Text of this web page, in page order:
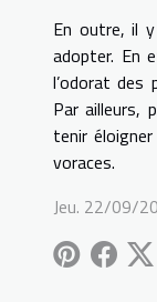
En outre, il
adopter. En
l’odorat des
Par ailleurs,
tenir
voraces.
Jeu. 22/09/